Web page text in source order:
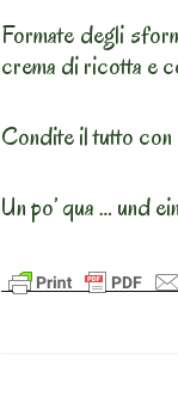
Formate degli
crema di ricotta e
Condite il tutto con
Un po’ qua … und